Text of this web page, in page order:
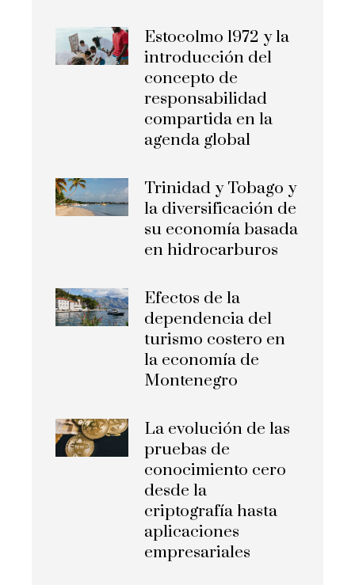
Estocolmo 1972 y la
introducción del
concepto de
responsabilidad
compartida en la
agenda global
Trinidad y Tobago y
la diversificación de
su economía basada
en hidrocarburos
Efectos de la
dependencia del
turismo costero en
la economía de
Montenegro
La evolución de las
pruebas de
conocimiento cero
desde la
criptografía hasta
aplicaciones
empresariales